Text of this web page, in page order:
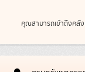
คุณสามารถเข้าถึงคลั